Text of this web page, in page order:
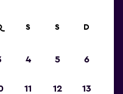
S S D
4 5 6
11 12 13